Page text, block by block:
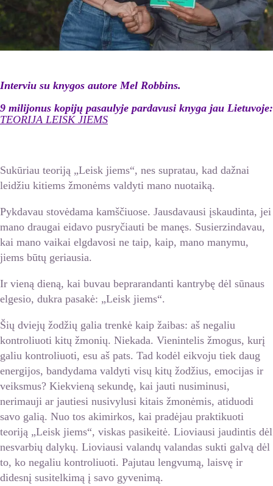
Interviu su knygos autore Mel Robbins.
9 milijonus kopijų pasaulyje pardavusi knyga jau Lietuvoje:
TEORIJA LEISK JIEMS
Sukūriau teoriją „Leisk jiems“, nes supratau, kad dažnai
leidžiu kitiems žmonėms valdyti mano nuotaiką.
Pykdavau stovėdama kamščiuose. Jausdavausi įskaudinta, jei
mano draugai eidavo pusryčiauti be manęs. Susierzindavau,
kai mano vaikai elgdavosi ne taip, kaip, mano manymu,
jiems būtų geriausia.
Ir vieną dieną, kai buvau beprarandanti kantrybę dėl sūnaus
elgesio, dukra pasakė: „Leisk jiems“.
Šių dviejų žodžių galia trenkė kaip žaibas: aš negaliu
kontroliuoti kitų žmonių. Niekada. Vienintelis žmogus, kurį
galiu kontroliuoti, esu aš pats. Tad kodėl eikvoju tiek daug
energijos, bandydama valdyti visų kitų žodžius, emocijas ir
veiksmus? Kiekvieną sekundę, kai jauti nusiminusi,
nerimauji ar jautiesi nusivylusi kitais žmonėmis, atiduodi
savo galią. Nuo tos akimirkos, kai pradėjau praktikuoti
teoriją „Leisk jiems“, viskas pasikeitė. Lioviausi jaudintis dėl
nesvarbių dalykų. Lioviausi valandų valandas sukti galvą dėl
to, ko negaliu kontroliuoti. Pajutau lengvumą, laisvę ir
didesnį susitelkimą į savo gyvenimą.